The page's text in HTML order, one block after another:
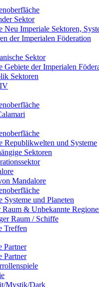
Sektor
Imperiale Sektoren,
der Imperialen Föderation
Sektor
der Imperialen
Sektoren
und Systeme
Sektoren
Mandalore
und Planeten
& Unbekannte
Raum / Schiffe
Mystik/Dark